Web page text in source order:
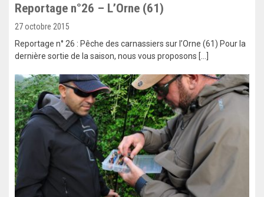
Reportage n°26 – L’Orne (61)
27 octobre 2015
Reportage n° 26 : Pêche des carnassiers sur l’Orne (61) Pour la
dernière sortie de la saison, nous vous proposons […]